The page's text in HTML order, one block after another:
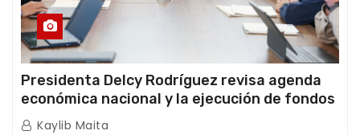
Presidenta Delcy Rodríguez revisa agenda
económica nacional y la ejecución de fondos
de emergencia post-sismos
Kaylib Maita